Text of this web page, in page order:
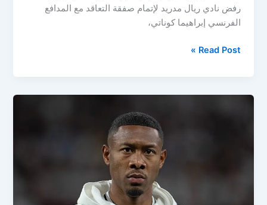
رفض نادي ريال مدريد لإتمام صفقة التعاقد مع المدافع
الفرنسي إبراهيما كوناتي،
رغم
ريال
Read Post »